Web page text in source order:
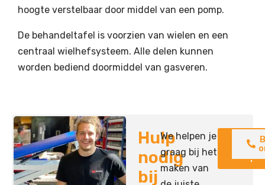
hoogte verstelbaar door middel van een pomp.
De behandeltafel is voorzien van wielen en een
centraal wielhefsysteem. Alle delen kunnen
worden bediend doormiddel van gasveren.
Hulp
nodig
bij
We helpen je
graag bij het
maken van
Neem
op